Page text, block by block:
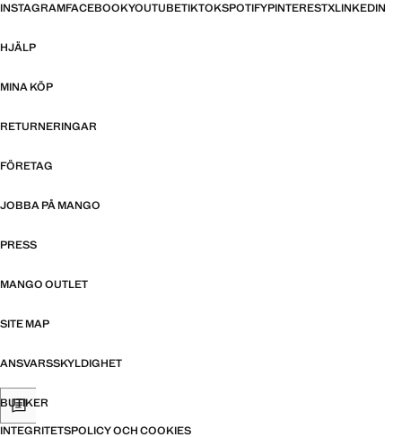
INSTAGRAMFACEBOOKYOUTUBETIKTOKSPOTIFYPINTERESTXLINKEDIN
HJÄLP
MINA KÖP
RETURNERINGAR
FÖRETAG
JOBBA PÅ MANGO
PRESS
MANGO OUTLET
SITE MAP
ANSVARSSKYLDIGHET
BUTIKER
INTEGRITETSPOLICY OCH COOKIES